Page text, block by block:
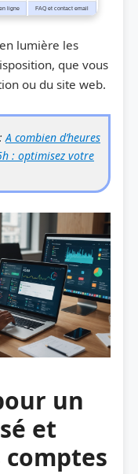
ligne FAQ et contact email
lumière les
que vous
ou du site web.
A combien d’heures
: optimisez votre
un
et
comptes